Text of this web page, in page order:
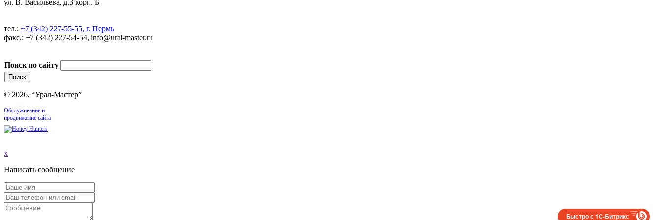
ул. В. Васильева, д.3 корп. Б
тел.: +7 (342) 227-55-55, г. Пермь
факс.: +7 (342) 227-54-54, info@ural-master.ru
Поиск по сайту
© 2026, “Урал-Мастер”
Обслуживание и
продвижение сайта
x
Написать сообщение
Быстро с 1С-Битрикс